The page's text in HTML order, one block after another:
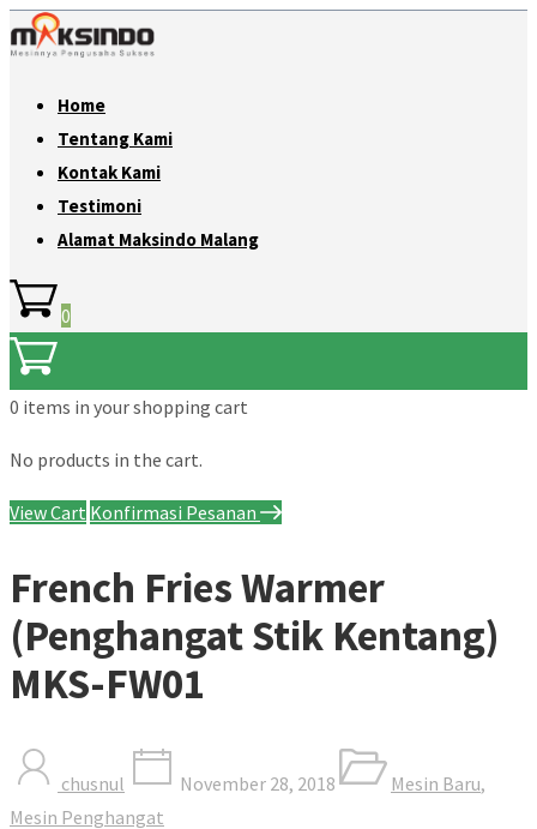
Home
Tentang Kami
Kontak Kami
Testimoni
Alamat Maksindo Malang
0
0 items in your shopping cart
No products in the cart.
View Cart Konfirmasi Pesanan
French Fries Warmer
(Penghangat Stik Kentang)
MKS-FW01
chusnul November 28, 2018 Mesin Baru,
Mesin Penghangat